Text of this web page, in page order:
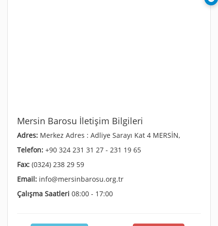
Mersin Barosu İletişim Bilgileri
Adres: Merkez Adres : Adliye Sarayı Kat 4 MERSİN,
Telefon: +90 324 231 31 27 - 231 19 65
Fax: (0324) 238 29 59
Email: info@mersinbarosu.org.tr
Çalışma Saatleri 08:00 - 17:00